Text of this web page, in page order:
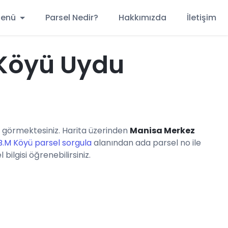
Parsel Nedir? Hakkımızda İletişim
Uydu
görmektesiniz. Harita üzerinden Manisa Merkez
Köyü parsel sorgulaalanından ada parsel no ile
öğrenebilirsiniz.